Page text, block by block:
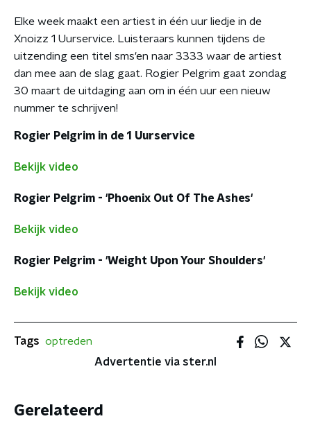
Elke week maakt een artiest in één uur liedje in de
Xnoizz 1 Uurservice. Luisteraars kunnen tijdens de
uitzending een titel sms'en naar 3333 waar de artiest
dan mee aan de slag gaat. Rogier Pelgrim gaat zondag
30 maart de uitdaging aan om in één uur een nieuw
nummer te schrijven!
Rogier Pelgrim in de 1 Uurservice
Bekijk video
Rogier Pelgrim - 'Phoenix Out Of The Ashes'
Bekijk video
Rogier Pelgrim - 'Weight Upon Your Shoulders'
Bekijk video
Tags optreden
Advertentie via ster.nl
Gerelateerd